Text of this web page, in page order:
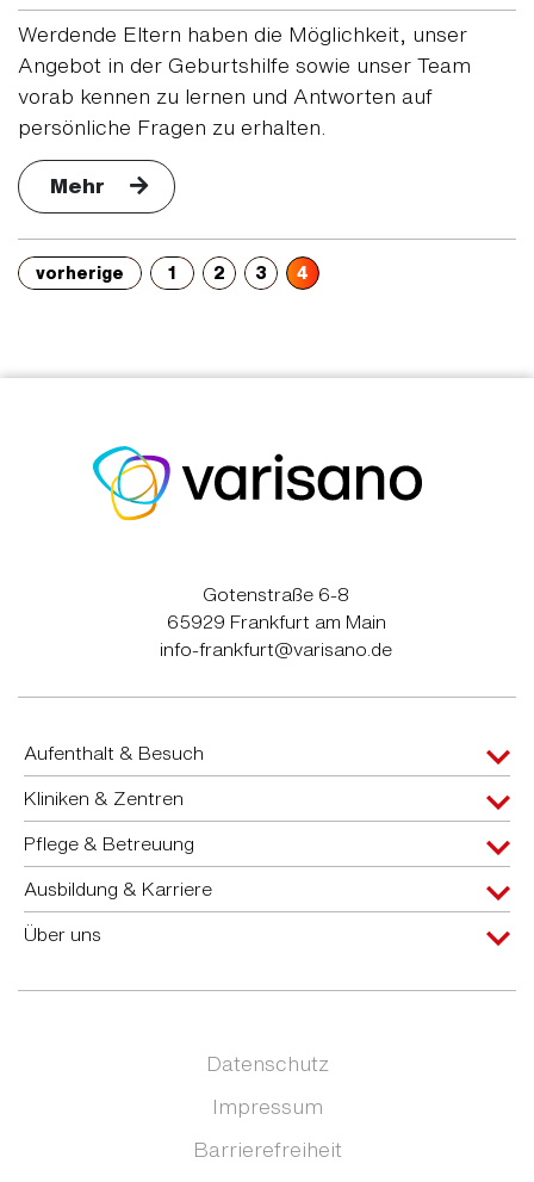
Werdende Eltern haben die Möglichkeit, unser
Angebot in der Geburtshilfe sowie unser Team
vorab kennen zu lernen und Antworten auf
persönliche Fragen zu erhalten.
Mehr
vorherige 1 2 3 4
Gotenstraße 6-8
65929 Frankfurt am Main
info-frankfurt@varisano.de
Aufenthalt & Besuch
Kliniken & Zentren
Pflege & Betreuung
Ausbildung & Karriere
Über uns
Datenschutz
Impressum
Barrierefreiheit